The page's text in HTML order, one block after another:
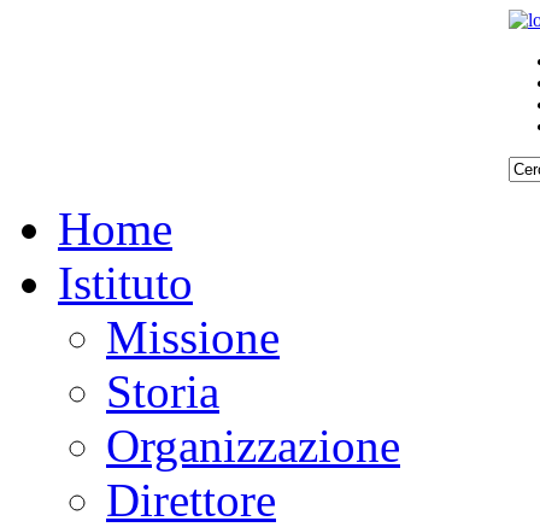
Home
Istituto
Missione
Storia
Organizzazione
Direttore